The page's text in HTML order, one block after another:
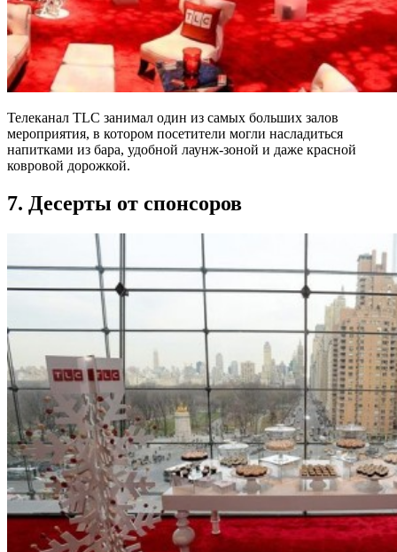
Телеканал TLC занимал один из самых больших залов
мероприятия, в котором посетители могли насладиться
напитками из бара, удобной лаунж-зоной и даже красной
ковровой дорожкой.
7. Десерты от спонсоров